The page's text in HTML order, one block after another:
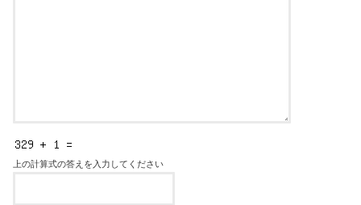
上の計算式の答えを入力してください